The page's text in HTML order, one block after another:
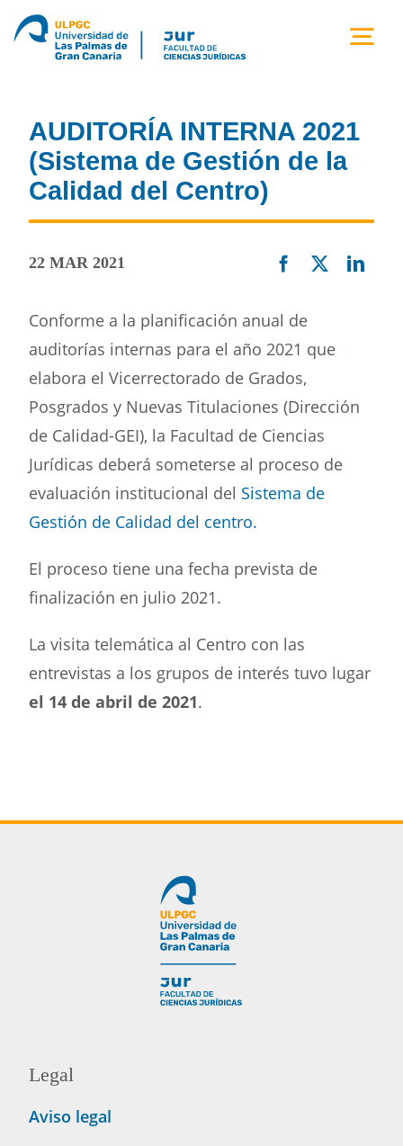
Saltar
titulaciones
movilidad
noticias
Buscar
AUDITORÍA INTERNA 2021
(Sistema de Gestión de la
Calidad del Centro)
22 MAR 2021
Conforme a la planificación anual de
auditorías internas para el año 2021 que
elabora el Vicerrectorado de Grados,
Posgrados y Nuevas Titulaciones (Dirección
de Calidad-GEI), la Facultad de Ciencias
Jurídicas deberá someterse al proceso de
evaluación institucional del Sistema de
Gestión de Calidad del centro.
El proceso tiene una fecha prevista de
finalización en julio 2021.
La visita telemática al Centro con las
entrevistas a los grupos de interés tuvo lugar
el 14 de abril de 2021.
Legal
Aviso legal